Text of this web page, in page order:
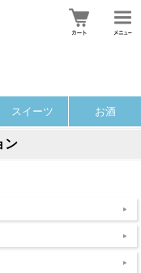
スイーツ お酒
ン